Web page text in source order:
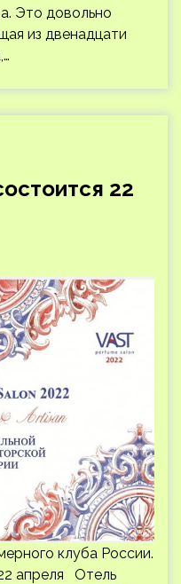
Это довольно
из двенадцати
22
клуба России.
апреля Отель